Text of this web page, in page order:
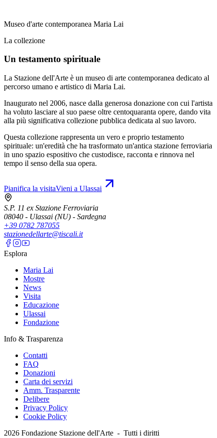
Museo d'arte contemporanea Maria Lai
La collezione
Un testamento spirituale
La Stazione dell'Arte è un museo di arte contemporanea dedicato al
percorso umano e artistico di Maria Lai.
Inaugurato nel 2006, nasce dalla generosa donazione con cui l'artista
ha voluto lasciare al suo paese oltre centoquaranta opere, dando vita
alla più significativa collezione pubblica dedicata al suo lavoro.
Questa collezione rappresenta un vero e proprio testamento
spirituale: un'eredità che ha trasformato un'antica stazione ferroviaria
in uno spazio espositivo che custodisce, racconta e rinnova nel
tempo il senso della sua opera.
Pianifica la visitaVieni a Ulassai
S.P. 11 ex Stazione Ferroviaria
08040 - Ulassai (NU) - Sardegna
+39 0782 787055
stazionedellarte@tiscali.it
Esplora
Maria Lai
Mostre
News
Visita
Educazione
Ulassai
Fondazione
Info & Trasparenza
Contatti
FAQ
Donazioni
Carta dei servizi
Amm. Trasparente
Delibere
Privacy Policy
Cookie Policy
2026 Fondazione Stazione dell'Arte - Tutti i diritti